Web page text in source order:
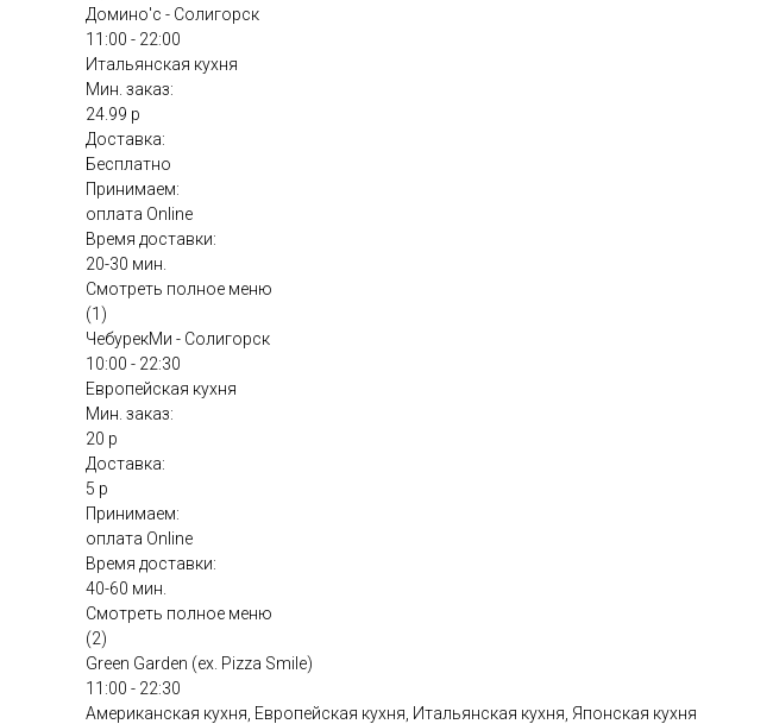
Домино'с - Солигорск
11:00 - 22:00
Итальянская кухня
Мин. заказ:
24.99 р
Доставка:
Бесплатно
Принимаем:
оплата Online
Время доставки:
20-30 мин.
Смотреть полное меню
(1)
ЧебурекМи - Солигорск
10:00 - 22:30
Европейская кухня
Мин. заказ:
20 р
Доставка:
5 р
Принимаем:
оплата Online
Время доставки:
40-60 мин.
Смотреть полное меню
(2)
Green Garden (ex. Pizza Smile)
11:00 - 22:30
Американская кухня, Европейская кухня, Итальянская кухня, Японская кухня